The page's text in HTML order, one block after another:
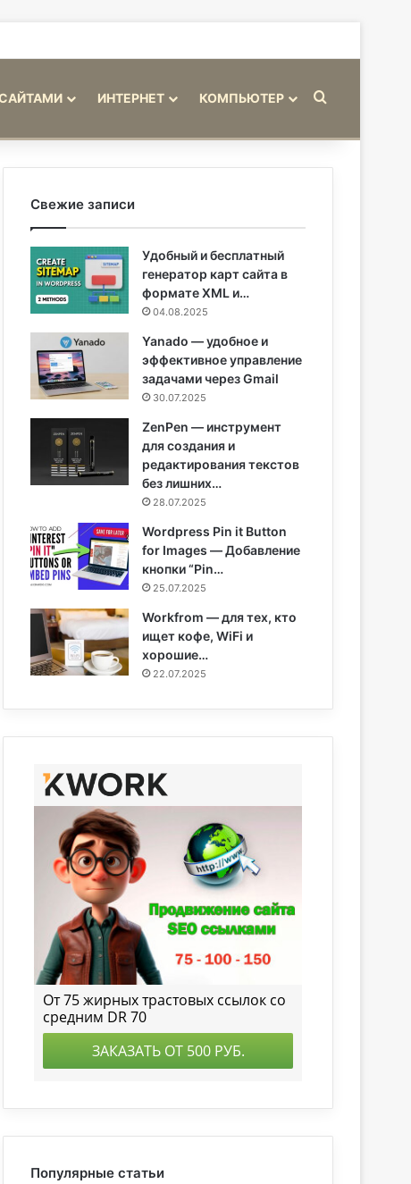
ИНТЕРНЕТ КОМПЬЮТЕР
Свежие записи
Удобный и бесплатный
генератор карт сайта в
формате XML и…
04.08.2025
Yanado — удобное и
эффективное управление
задачами через Gmail
30.07.2025
ZenPen — инструмент
для создания и
редактирования текстов
без лишних…
28.07.2025
Wordpress Pin it Button
for Images — Добавление
кнопки “Pin…
25.07.2025
Workfrom — для тех, кто
ищет кофе, WiFi и
хорошие…
22.07.2025
Популярные статьи